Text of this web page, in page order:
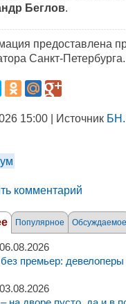
Беглов.
предоставлена
Санкт-Петербурга.
15:00 | Источник
комментарий
Популярное Обсуждаемое
06.08.2026
премьер: девелоперы
03.08.2026